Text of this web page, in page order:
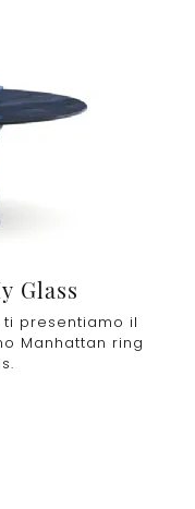
Glass
presentiamo il
Manhattan ring